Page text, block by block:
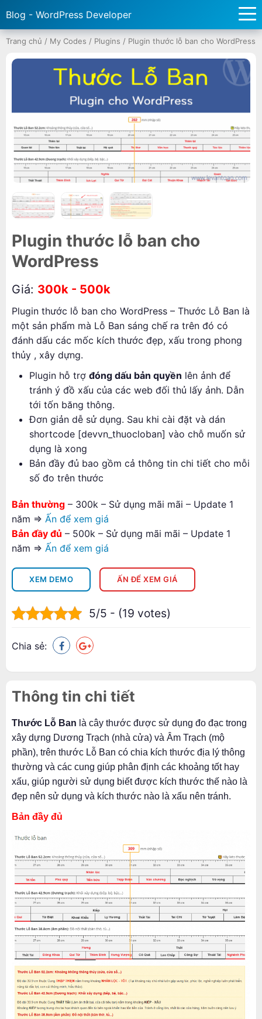
Blog - WordPress Developer
Trang chủ / My Codes / Plugins / Plugin thước lỗ ban cho WordPress
Plugin thước lỗ ban cho
WordPress
Giá: 300k - 500k
Plugin thước lỗ ban cho WordPress – Thước Lỗ Ban là
một sản phẩm mà Lỗ Ban sáng chế ra trên đó có
đánh dấu các mốc kích thước đẹp, xấu trong phong
thủy , xây dựng.
Plugin hỗ trợ đóng dấu bản quyền lên ảnh để
tránh ý đồ xấu của các web đối thủ lấy ảnh. Dẫn
tới tốn băng thông.
Đơn giản dễ sử dụng. Sau khi cài đặt và dán
shortcode [devvn_thuocloban] vào chỗ muốn sử
dụng là xong
Bản đầy đủ bao gồm cả thông tin chi tiết cho mỗi
số đo trên thước
Bản thường – 300k – Sử dụng mãi mãi – Update 1
năm => Ấn để xem giá
Bản đầy đủ – 500k – Sử dụng mãi mãi – Update 1
năm => Ấn để xem giá
XEM DEMO ẤN ĐỂ XEM GIÁ
5/5 - (19 votes)
Chia sẻ:
Thông tin chi tiết
Thước Lỗ Ban là cây thước được sử dụng đo đạc trong
xây dựng Dương Trạch (nhà cửa) và Âm Trạch (mộ
phần), trên thước Lỗ Ban có chia kích thước địa lý thông
thường và các cung giúp phân định các khoảng tốt hay
xấu, giúp người sử dụng biết được kích thước thế nào là
đẹp nên sử dụng và kích thước nào là xấu nên tránh.
Bản đầy đủ